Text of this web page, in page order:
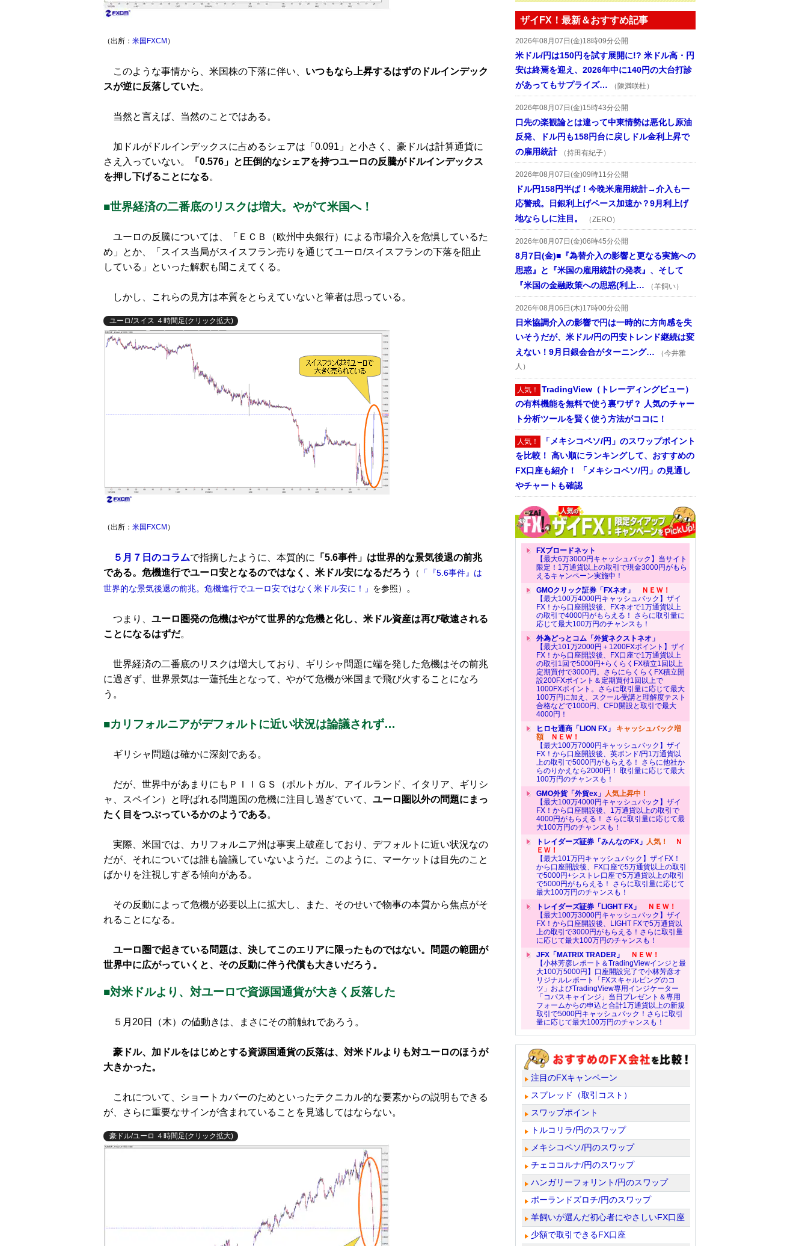
（出所： 米国FXCM ）
このような事情から、米国株の下落に伴い、 いつもなら上昇するはずのドルインデック
スが逆に反落していた。
当然と言えば、当然のことではある。
加ドルがドルインデックスに占めるシェアは「0.091」と小さく、豪ドルは計算通貨に
さえ入っていない。
「0.576」と圧倒的なシェアを持つユーロの反騰がドルインデックス
を押し下げることになる。
■世界経済の二番底のリスクは増大。やがて米国へ！
ユーロの反騰については、「ＥＣＢ（欧州中央銀行）による市場介入を危惧しているた
め」とか、「スイス当局がスイスフラン売りを通じてユーロ/スイスフランの下落を阻止
している」といった解釈も聞こえてくる。
しかし、これらの見方は本質をとらえていないと筆者は思っている。
ユーロ/スイス ４時間足(クリック拡大)
（出所： 米国FXCM ）
５月７日のコラムで指摘したように、本質的に
「5.6事件」は世界的な景気後退の前兆
である。危機進行でユーロ安となるのではなく、米ドル安になるだろう
（
「『5.6事件』は
世界的な景気後退の前兆。危機進行でユーロ安ではなく米ドル安に！」 を参照） 。
つまり、 ユーロ圏発の危機はやがて世界的な危機と化し、米ドル資産は再び敬遠される
ことになるはずだ。
世界経済の二番底のリスクは増大しており、ギリシャ問題に端を発した危機はその前兆
に過ぎず、世界景気は一蓮托生となって、やがて危機が米国まで飛び火することになろ
う。
■カリフォルニアがデフォルトに近い状況は論議されず…
ギリシャ問題は確かに深刻である。
だが、世界中があまりにもＰＩＩＧＳ（ポルトガル、アイルランド、イタリア、ギリシ
ャ、スペイン）と呼ばれる問題国の危機に注目し過ぎていて、 ユーロ圏以外の問題にまっ
たく目をつぶっているかのようである。
実際、米国では、カリフォルニア州は事実上破産しており、デフォルトに近い状況なの
だが、それについては誰も論議していないようだ。このように、マーケットは目先のこと
ばかりを注視しすぎる傾向がある。
その反動によって危機が必要以上に拡大し、また、そのせいで物事の本質から焦点がそ
れることになる。
ユーロ圏で起きている問題は、決してこのエリアに限ったものではない。問題の範囲が
世界中に広がっていくと、その反動に伴う代償も大きいだろう。
■対米ドルより、対ユーロで資源国通貨が大きく反落した
５月20日（木）の値動きは、まさにその前触れであろう。
豪ドル、加ドルをはじめとする資源国通貨の反落は、対米ドルよりも対ユーロのほうが
大きかった。
これについて、ショートカバーのためといったテクニカル的な要素からの説明もできる
が、さらに重要なサインが含まれていることを見逃してはならない。
豪ドル/ユーロ ４時間足(クリック拡大)
ザイFX！最新＆おすすめ記事
2026年08月07日(金)18時09分公開
米ドル/円は150円を試す展開に!? 米ドル高・円
安は終焉を迎え、2026年中に140円の大台打診
があってもサプライズ…
（陳満咲杜）
2026年08月07日(金)15時43分公開
口先の楽観論とは違って中東情勢は悪化し原油
反発、ドル円も158円台に戻しドル金利上昇で
の雇用統計
（持田有紀子）
2026年08月07日(金)09時11分公開
ドル円158円半ば！今晩米雇用統計→介入も一
応警戒。日銀利上げペース加速か？9月利上げ
地ならしに注目。
（ZERO）
2026年08月07日(金)06時45分公開
8月7日(金)■『為替介入の影響と更なる実施への
思惑』と『米国の雇用統計の発表』、そして
『米国の金融政策への思惑(利上…
（羊飼い）
2026年08月06日(木)17時00分公開
日米協調介入の影響で円は一時的に方向感を失
いそうだが、米ドル/円の円安トレンド継続は変
えない！9月日銀会合がターニング…
（今井雅
人）
人気！ TradingView（トレーディングビュー）
の有料機能を無料で使う裏ワザ？ 人気のチャー
ト分析ツールを賢く使う方法がココに！
人気！ 「メキシコペソ/円」のスワップポイント
を比較！ 高い順にランキングして、おすすめの
FX口座も紹介！ 「メキシコペソ/円」の見通し
やチャートも確認
FXブロードネット
【最大6万3000円キャッシュバック】当サイト
限定！1万通貨以上の取引で現金3000円がもら
えるキャンペーン実施中！
GMOクリック証券「FXネオ」
ＮＥＷ！
【最大100万4000円キャッシュバック】ザイ
FX！から口座開設後、FXネオで1万通貨以上
の取引で4000円がもらえる！ さらに取引量に
応じて最大100万円のチャンスも！
外為どっとコム「外貨ネクストネオ」
【最大101万2000円＋1200FXポイント】ザイ
FX！から口座開設後、FX口座で1万通貨以上
の取引1回で5000円+らくらくFX積立1回以上
定期買付で3000円。さらにらくらくFX積立開
設200FXポイント＆定期買付1回以上で
1000FXポイント。さらに取引量に応じて最大
100万円に加え、スクール受講と理解度テスト
合格などで1000円、CFD開設と取引で最大
4000円！
ヒロセ通商「LION FX」 キャッシュバック増
額ＮＥＷ！
【最大100万7000円キャッシュバック】ザイ
FX！から口座開設後、英ポンド/円1万通貨以
上の取引で5000円がもらえる！ さらに他社か
らのりかえなら2000円！ 取引量に応じて最大
100万円のチャンスも！
GMO外貨「外貨ex」 人気上昇中！
【最大100万4000円キャッシュバック】ザイ
FX！から口座開設後、1万通貨以上の取引で
4000円がもらえる！ さらに取引量に応じて最
大100万円のチャンスも！
トレイダーズ証券「みんなのFX」 人気！
Ｎ
ＥＷ！
【最大101万円キャッシュバック】ザイFX！
から口座開設後、FX口座で5万通貨以上の取引
で5000円+シストレ口座で5万通貨以上の取引
で5000円がもらえる！ さらに取引量に応じて
最大100万円のチャンスも！
トレイダーズ証券「LIGHT FX」
ＮＥＷ！
【最大100万3000円キャッシュバック】ザイ
FX！から口座開設後、LIGHT FXで5万通貨以
上の取引で3000円がもらえる！さらに取引量
に応じて最大100万円のチャンスも！
JFX「MATRIX TRADER」
ＮＥＷ！
【小林芳彦レポート＆TradingViewインジと最
大100万5000円】口座開設完了で小林芳彦オ
リジナルレポート「FXスキャルピングのコ
ツ」およびTradingView専用インジケーター
「コバスキャインジ」当日プレゼント＆専用
フォームからの申込と合計1万通貨以上の新規
取引で5000円キャッシュバック！さらに取引
量に応じて最大100万円のチャンスも！
注目のFXキャンペーン
スプレッド（取引コスト）
スワップポイント
トルコリラ/円のスワップ
メキシコペソ/円のスワップ
チェココルナ/円のスワップ
ハンガリーフォリント/円のスワップ
ポーランドズロチ/円のスワップ
羊飼いが選んだ初心者にやさしいFX口座
少額で取引できるFX口座